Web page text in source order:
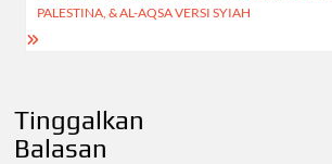
PALESTINA, & AL-AQSA VERSI SYIAH
Tinggalkan
Balasan